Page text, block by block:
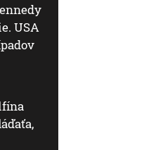
USA